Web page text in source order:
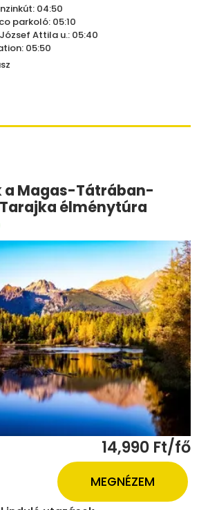
04:50
parkoló: 05:10
Attila u.: 05:40
05:50
a Magas-Tátrában-
élménytúra
14,990 Ft/fő
MEGNÉZEM